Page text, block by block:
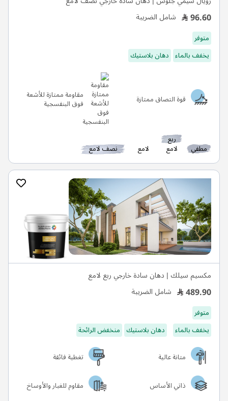
96.60 شامل الضريبة
متوفر
يخفف بالماء دهان بلاستيك
قوة التصاق ممتازة مقاومة ممتازة للأشعة
فوق البنفسجية
مطفي
ربع
لامع لامع نصف لامع
مكسيم سيلك | دهان سادة خارجي ربع لامع
489.90 شامل الضريبة
متوفر
يخفف بالماء
دهان بلاستيك منخفض الرائحة
متانة عالية
تغطية فائقة
ذاتي الأساس
مقاوم للغبار والأوساخ